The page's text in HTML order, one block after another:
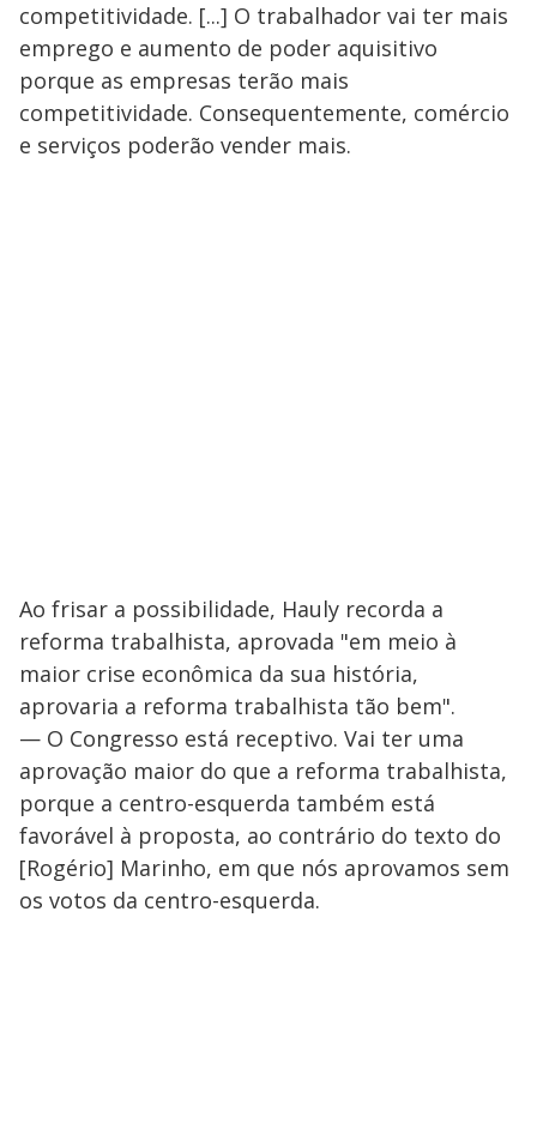
competitividade. [...] O trabalhador vai ter mais
emprego e aumento de poder aquisitivo
porque as empresas terão mais
competitividade. Consequentemente, comércio
e serviços poderão vender mais.
Ao frisar a possibilidade, Hauly recorda a
reforma trabalhista, aprovada "em meio à
maior crise econômica da sua história,
aprovaria a reforma trabalhista tão bem".
— O Congresso está receptivo. Vai ter uma
aprovação maior do que a reforma trabalhista,
porque a centro-esquerda também está
favorável à proposta, ao contrário do texto do
[Rogério] Marinho, em que nós aprovamos sem
os votos da centro-esquerda.